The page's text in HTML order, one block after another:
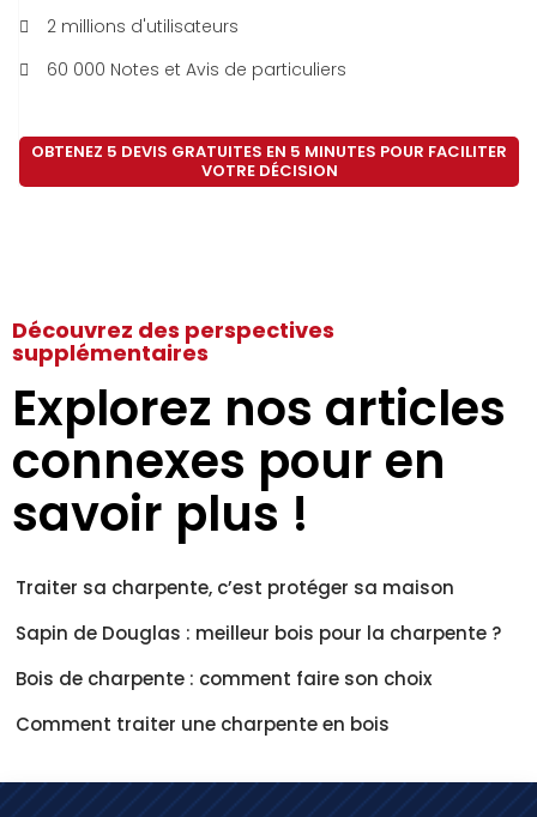
2 millions d'utilisateurs
60 000 Notes et Avis de particuliers
OBTENEZ 5 DEVIS GRATUITES EN 5 MINUTES POUR FACILITER
VOTRE DÉCISION
Découvrez des perspectives
supplémentaires
Explorez nos articles
connexes pour en
savoir plus !
Traiter sa charpente, c’est protéger sa maison
Sapin de Douglas : meilleur bois pour la charpente ?
Bois de charpente : comment faire son choix
Comment traiter une charpente en bois